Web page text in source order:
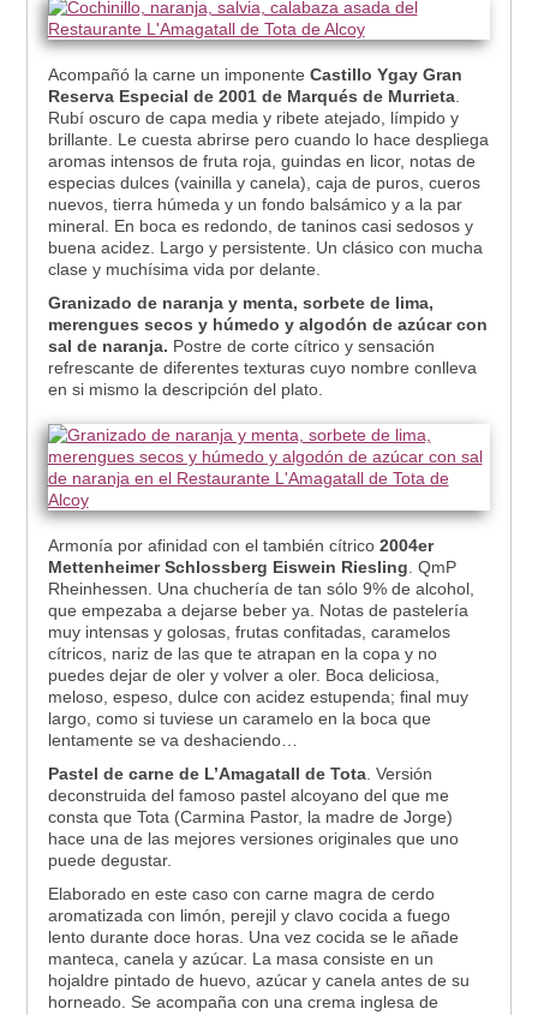
Acompañó la carne un imponente Castillo Ygay Gran
Reserva Especial de 2001 de Marqués de Murrieta.
Rubí oscuro de capa media y ribete atejado, límpido y
brillante. Le cuesta abrirse pero cuando lo hace despliega
aromas intensos de fruta roja, guindas en licor, notas de
especias dulces (vainilla y canela), caja de puros, cueros
nuevos, tierra húmeda y un fondo balsámico y a la par
mineral. En boca es redondo, de taninos casi sedosos y
buena acidez. Largo y persistente. Un clásico con mucha
clase y muchísima vida por delante.
Granizado de naranja y menta, sorbete de lima,
merengues secos y húmedo y algodón de azúcar con
sal de naranja. Postre de corte cítrico y sensación
refrescante de diferentes texturas cuyo nombre conlleva
en si mismo la descripción del plato.
Armonía por afinidad con el también cítrico2004er
Mettenheimer Schlossberg Eiswein Riesling . QmP
Rheinhessen. Una chuchería de tan sólo 9% de alcohol,
que empezaba a dejarse beber ya. Notas de pastelería
muy intensas y golosas, frutas confitadas, caramelos
cítricos, nariz de las que te atrapan en la copa y no
puedes dejar de oler y volver a oler. Boca deliciosa,
meloso, espeso, dulce con acidez estupenda; final muy
largo, como si tuviese un caramelo en la boca que
lentamente se va deshaciendo…
Pastel de carne de L’Amagatall de Tota. Versión
deconstruida del famoso pastel alcoyano del que me
consta que Tota (Carmina Pastor, la madre de Jorge)
hace una de las mejores versiones originales que uno
puede degustar.
Elaborado en este caso con carne magra de cerdo
aromatizada con limón, perejil y clavo cocida a fuego
lento durante doce horas. Una vez cocida se le añade
manteca, canela y azúcar. La masa consiste en un
hojaldre pintado de huevo, azúcar y canela antes de su
horneado. Se acompaña con una crema inglesa de